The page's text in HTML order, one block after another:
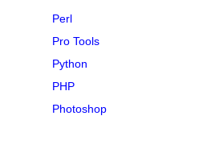
Perl
Pro Tools
Python
PHP
Photoshop